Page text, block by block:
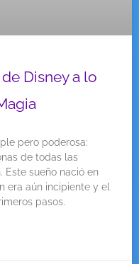
Disney a lo
pero poderosa:
de todas las
Este sueño nació en
era aún incipiente y el
pasos.